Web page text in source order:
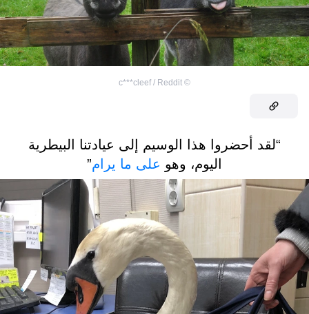
©
c***cleef / Reddit
“لقد أحضروا هذا الوسيم إلى عيادتنا البيطرية
اليوم، وهو على ما يرام”